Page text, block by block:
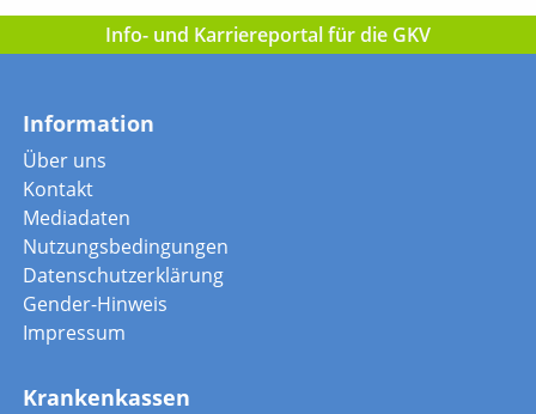
Info- und Karriereportal für die GKV
Information
Über uns
Kontakt
Mediadaten
Nutzungsbedingungen
Datenschutzerklärung
Gender-Hinweis
Impressum
Krankenkassen